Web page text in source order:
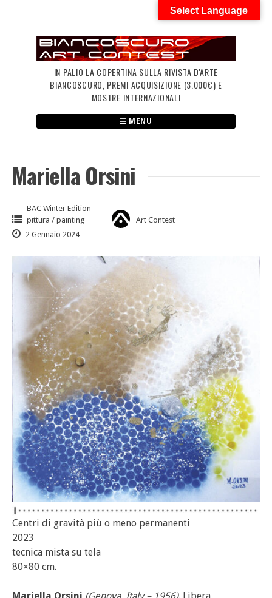
IN PALIO LA COPERTINA SULLA RIVISTA D'ARTE
BIANCOSCURO, PREMI ACQUISIZIONE (3.000€) E
MOSTRE INTERNAZIONALI
MENU
Mariella Orsini
BAC Winter Edition
pittura / painting
Art Contest
2 Gennaio 2024
Centri di gravità più o meno permanenti
2023
tecnica mista su tela
80×80 cm.
Select Language